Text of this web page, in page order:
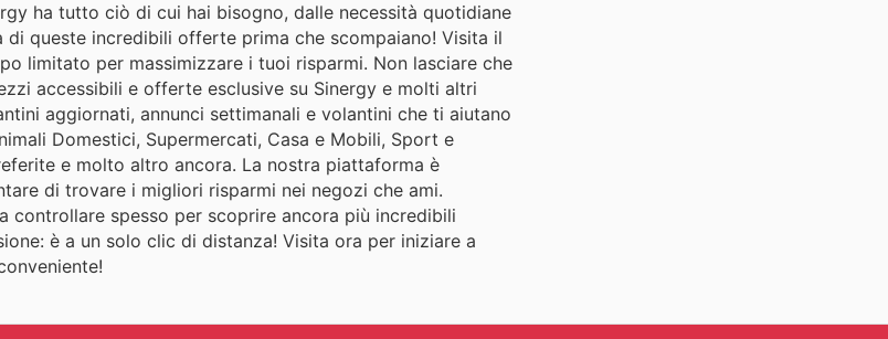
ha tutto ciò di cui hai bisogno, dalle necessità quotidiane
queste incredibili offerte prima che scompaiano! Visita il
limitato per massimizzare i tuoi risparmi. Non lasciare che
accessibili e offerte esclusive su Sinergy e molti altri
aggiornati, annunci settimanali e volantini che ti aiutano
Domestici, Supermercati, Casa e Mobili, Sport e
e molto altro ancora. La nostra piattaforma è
di trovare i migliori risparmi nei negozi che ami.
spesso per scoprire ancora più incredibili
è a un solo clic di distanza! Visita ora per iniziare a